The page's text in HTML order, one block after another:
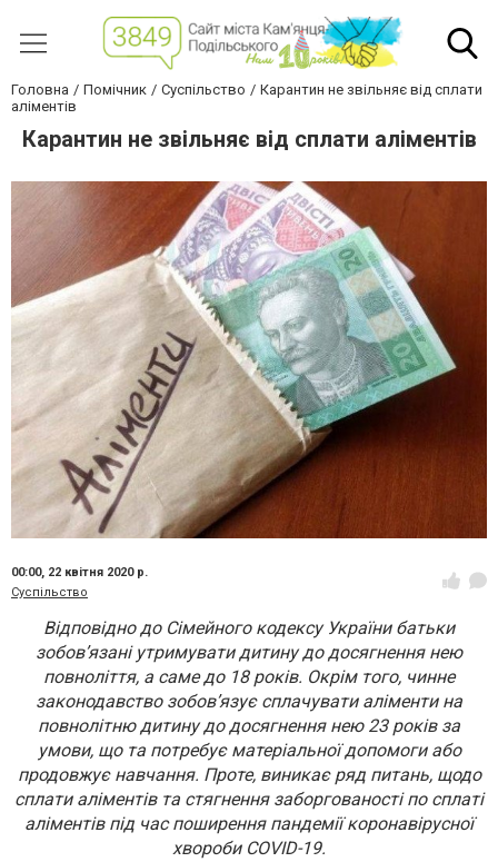
Головна Помічник Суспільство
Карантин не звільняє від сплати
аліментів
Карантин не звільняє від сплати аліментів
00:00, 22 квітня 2020 р.
Суспільство
Відповідно до Сімейного кодексу України батьки
зобов’язані утримувати дитину до досягнення нею
повноліття, а саме до 18 років. Окрім того, чинне
законодавство зобов’язує сплачувати аліменти на
повнолітню дитину до досягнення нею 23 років за
умови, що та потребує матеріальної допомоги або
продовжує навчання. Проте, виникає ряд питань, щодо
сплати аліментів та стягнення заборгованості по сплаті
аліментів під час поширення пандемії коронавірусної
хвороби COVID-19.